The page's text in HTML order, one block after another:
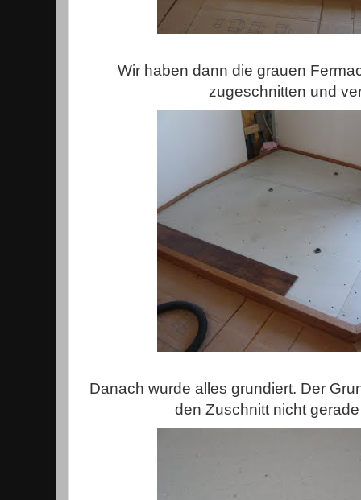
Wir haben dann die grauen
zugeschnitten und
Danach wurde alles grundiert. Der
den Zuschnitt nicht